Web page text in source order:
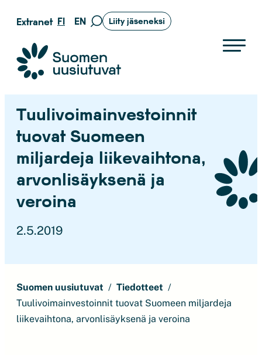
Siirry
sisältöön
Extranet FI EN
Siirry
Liity jäseneksi
Suomen uusiutuvat ry
Tuulivoimainvestoinnit
tuovat Suomeen
miljardeja liikevaihtona,
arvonlisäyksenä ja
veroina
2.5.2019
Suomen uusiutuvat
Tiedotteet
Tuulivoimainvestoinnit tuovat Suomeen miljardeja
liikevaihtona, arvonlisäyksenä ja veroina